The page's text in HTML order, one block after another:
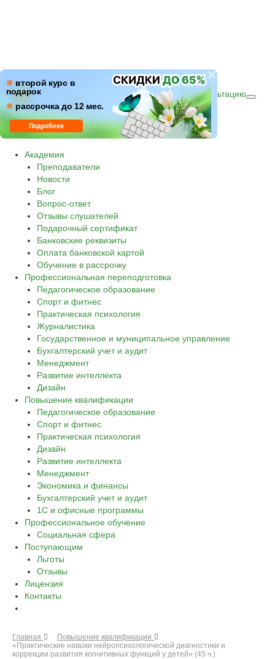
❋ второй курс в
подарок
❋ рассрочка до 12 мес.
Подробнее 8 800 500-30-45
ПН–ПТ: c 09:00 до 18:00
СБ–ВС: с 10:00 до 16:00 по (МСК)
Звонок по России бесплатный.
Получить консультацию
Академия
Преподаватели
Новости
Блог
Вопрос-ответ
Отзывы слушателей
Подарочный сертификат
Банковские реквизиты
Оплата банковской картой
Обучение в рассрочку
Профессиональная переподготовка
Педагогическое образование
Спорт и фитнес
Практическая психология
Журналистика
Государственное и муниципальное управление
Бухгалтерский учет и аудит
Менеджмент
Развитие интеллекта
Дизайн
Повышение квалификации
Педагогическое образование
Спорт и фитнес
Практическая психология
Дизайн
Развитие интеллекта
Менеджмент
Экономика и финансы
Бухгалтерский учет и аудит
1С и офисные программы
Профессиональное обучение
Социальная сфера
Поступающим
Льготы
Отзывы
Лицензия
Контакты
Главная
Повышение квалификации
«Практические навыки нейропсихологической диагностики и
коррекции развития когнитивных функций у детей» (45 ч.)